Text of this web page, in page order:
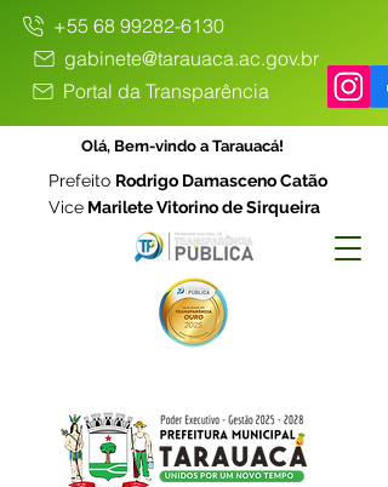
+55 68 99282-6130
gabinete@tarauaca.ac.gov.br
Portal da Transparência
Olá, Bem-vindo a Tarauacá!
Prefeito Rodrigo Damasceno Catão
Vice Marilete Vitorino de Sirqueira